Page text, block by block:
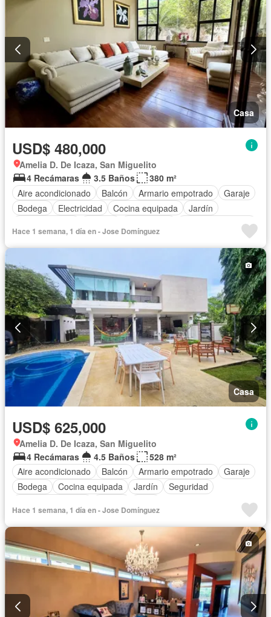
Casa
USD$ 480,000
Amelia D. De Icaza, San Miguelito
4 Recámaras
3.5 Baños
380 m²
Aire acondicionado
Balcón Armario empotrado
Garaje
Bodega
Electricidad Cocina equipada
Jardín
Cuarto de servicio
Agua
Patio
Hace 1 semana, 1 día en - Jose Domínguez
Casa
USD$ 625,000
Amelia D. De Icaza, San Miguelito
4 Recámaras
4.5 Baños
528 m²
Aire acondicionado
Balcón Armario empotrado
Garaje
Bodega
Cocina equipada Jardín
Seguridad
Hace 1 semana, 1 día en - Jose Domínguez